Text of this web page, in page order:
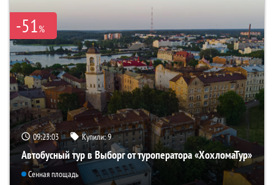
-51%
09:23:02 Купили:9
Автобусный тур в Выборг от туроператора «ХохломаТур»
Сенная площадь